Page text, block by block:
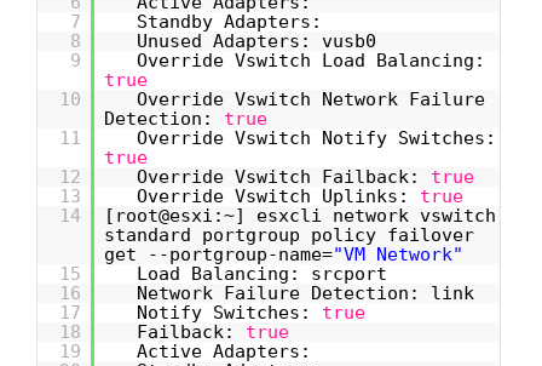
7
Standby Adapters:
8
Unused Adapters: vusb0
9
Override Vswitch Load Balancing:
true
10
Override Vswitch Network Failure
Detection: true
11
Override Vswitch Notify Switches:
true
12
Override Vswitch Failback: true
13
Override Vswitch Uplinks: true
14
[root@esxi:~] esxcli network vswitch
standard portgroup policy failover
get --portgroup-name="VM Network"
15
Load Balancing: srcport
16
Network Failure Detection: link
17
Notify Switches: true
18
Failback: true
19
Active Adapters: